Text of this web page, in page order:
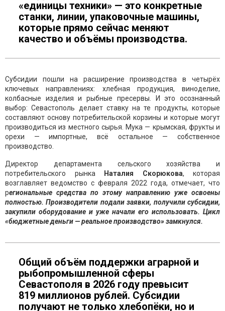
«единицы техники» — это конкретные
станки, линии, упаковочные машины,
которые прямо сейчас меняют
качество и объёмы производства.
Субсидии пошли на расширение производства в четырёх
ключевых направлениях: хлебная продукция, виноделие,
колбасные изделия и рыбные пресервы. И это осознанный
выбор: Севастополь делает ставку на те продукты, которые
составляют основу потребительской корзины и которые могут
производиться из местного сырья. Мука — крымская, фрукты и
орехи — импортные, всё остальное — собственное
производство.
Директор департамента сельского хозяйства и
потребительского рынка
Наталия Скорюкова, которая
возглавляет ведомство с февраля 2022 года, отмечает, что
региональные средства по этому направлению уже освоены
полностью. Производители подали заявки, получили субсидии,
закупили оборудование и уже начали его использовать. Цикл
«бюджетные деньги — реальное производство» замкнулся.
Общий объём поддержки аграрной и
рыбопромышленной сферы
Севастополя в 2026 году превысит
819 миллионов рублей. Субсидии
получают не только хлебопёки, но и